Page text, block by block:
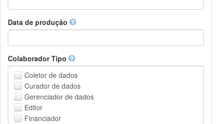
Armenian
Assamese
Avaric
Aymara
Azerbaijani
Bambara
Bashkir
Basque
Belarusian
Bengali, Bangla
Data de produção
Colaborador Tipo
Coletor de dados
Curador de dados
Gerenciador de dados
Editor
Financiador